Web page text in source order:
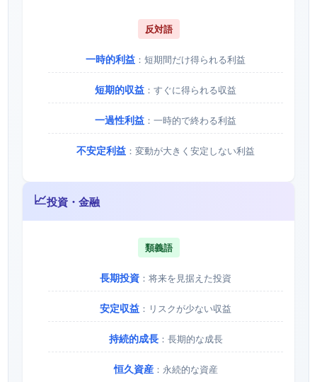
反対語
一時的利益 ：短期間だけ得られる利益
短期的収益 ：すぐに得られる収益
一過性利益 ：一時的で終わる利益
不安定利益 ：変動が大きく安定しない利益
📈投資・金融
類義語
長期投資 ：将来を見据えた投資
安定収益 ：リスクが少ない収益
持続的成長：長期的な成長
恒久資産：永続的な資産